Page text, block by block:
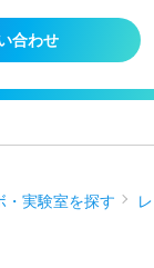
合わせ
・実験室を探す